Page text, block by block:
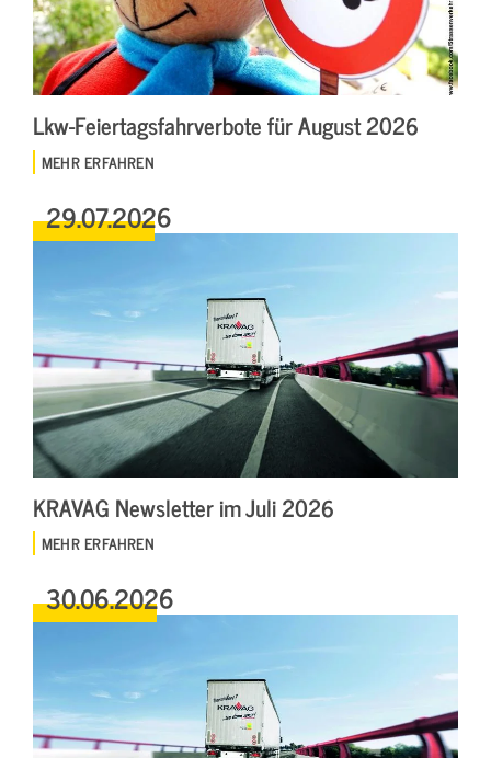
Lkw-Feiertagsfahrverbote für August 2026
MEHR ERFAHREN
29.07.2026
KRAVAG Newsletter im Juli 2026
MEHR ERFAHREN
30.06.2026